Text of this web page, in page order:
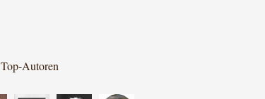
Top-Autoren